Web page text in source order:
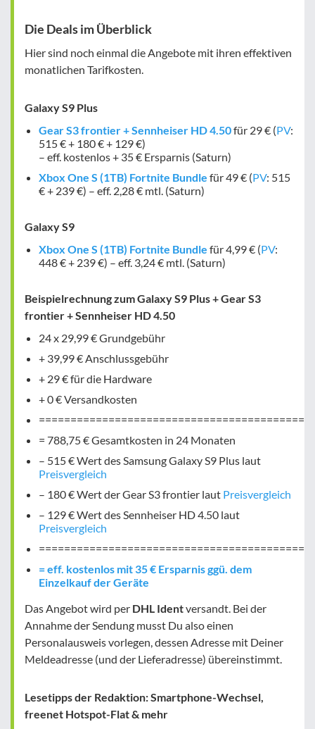
Die Deals im Überblick
Hier sind noch einmal die Angebote mit ihren effektiven
monatlichen Tarifkosten.
Galaxy S9 Plus
Gear S3 frontier + Sennheiser HD 4.50für 29 € (PV:
515 € + 180 € + 129 €)
– eff. kostenlos+ 35 € Ersparnis (Saturn)
Xbox One S (1TB) Fortnite Bundle für 49 € (PV: 515
€ + 239 €) – eff. 2,28 € mtl. (Saturn)
Galaxy S9
Xbox One S (1TB) Fortnite Bundle für 4,99 € (PV:
448 € + 239 €) – eff. 3,24 € mtl. (Saturn)
Beispielrechnung zum Galaxy S9 Plus + Gear S3
frontier + Sennheiser HD 4.50
24 x 29,99 € Grundgebühr
+ 39,99 € Anschlussgebühr
+ 29 € für die Hardware
+ 0 € Versandkosten
= 788,75 € Gesamtkosten in 24 Monaten
– 515 € Wert des Samsung Galaxy S9 Plus laut
Preisvergleich
– 180 € Wert der Gear S3 frontier laut Preisvergleich
– 129 € Wert des Sennheiser HD 4.50 laut
Preisvergleich
= eff. kostenlos mit 35 € Ersparnis ggü. dem
Einzelkauf der Geräte
Das Angebot wird per DHL Identversandt. Bei der
Annahme der Sendung musst Du also einen
Personalausweis vorlegen, dessen Adresse mit Deiner
Meldeadresse (und der Lieferadresse) übereinstimmt.
Lesetipps der Redaktion: Smartphone-Wechsel,
freenet Hotspot-Flat & mehr